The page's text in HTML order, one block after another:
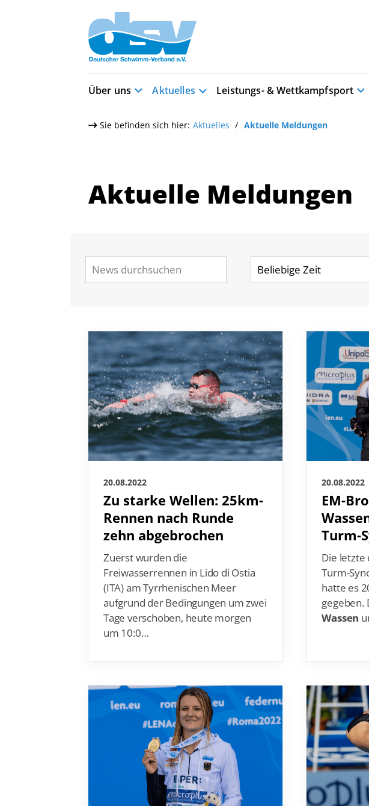
Über uns Aktuelles Leistungs- & Wettkampfsport
Sie befinden sich hier: Aktuelles Aktuelle Meldungen
Aktuelle Meldungen
20.08.2022
Zu starke Wellen: 25km-
Rennen nach Runde
zehn abgebrochen
Zuerst wurden die
Freiwasserrennen in Lido di Ostia
(ITA) am Tyrrhenischen Meer
aufgrund der Bedingungen um zwei
Tage verschoben, heute morgen
um 10:0…
20.08.2022
EM-
Turm-
Die letzte
Turm-
hatte es
gegeben.
Wassen
Quicklinks
Vereinsfinder
Lizenzwesen
Zentrale Hinweisstelle
Anti-Doping
Recht auf sicheren Schwimmsport